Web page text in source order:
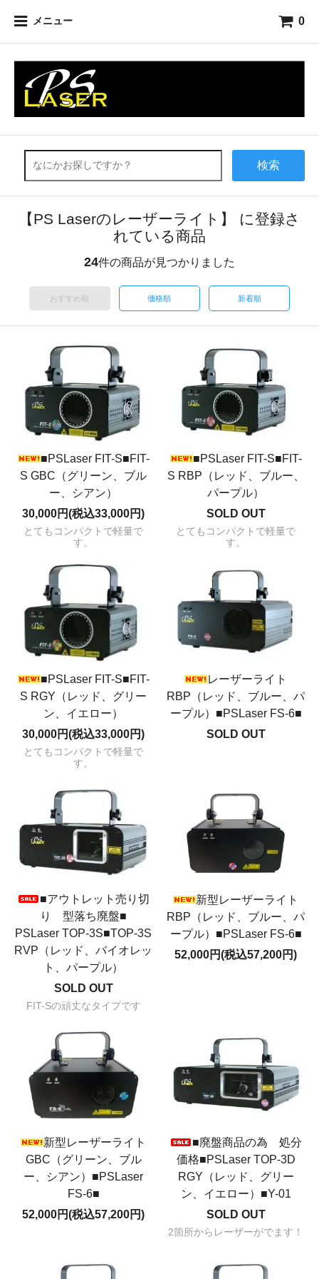
メニュー 0
検索
【PS Laserのレーザーライト】 に登録さ
れている商品
24件の商品が見つかりました
おすすめ順 価格順 新着順
■PSLaser FIT-S■FIT-
S GBC（グリーン、ブル
ー、シアン）
30,000円(税込33,000円)
とてもコンパクトで軽量で
す。
■PSLaser FIT-S■FIT-
S RBP（レッド、ブルー、
パープル）
SOLD OUT
とてもコンパクトで軽量で
す。
■PSLaser FIT-S■FIT-
S RGY（レッド、グリー
ン、イエロー）
30,000円(税込33,000円)
とてもコンパクトで軽量で
す。
レーザーライト
RBP（レッド、ブルー、パ
ープル）■PSLaser FS-6■
SOLD OUT
■アウトレット売り切
り 型落ち廃盤■
PSLaser TOP-3S■TOP-3S
RVP（レッド、バイオレッ
ト、パープル）
SOLD OUT
FIT-Sの頑丈なタイプです
新型レーザーライト
RBP（レッド、ブルー、パ
ープル）■PSLaser FS-6■
52,000円(税込57,200円)
新型レーザーライト
GBC（グリーン、ブル
ー、シアン）■PSLaser
FS-6■
52,000円(税込57,200円)
■廃盤商品の為 処分
価格■PSLaser TOP-3D
RGY（レッド、グリー
ン、イエロー）■Y-01
SOLD OUT
2箇所からレーザーがでます！